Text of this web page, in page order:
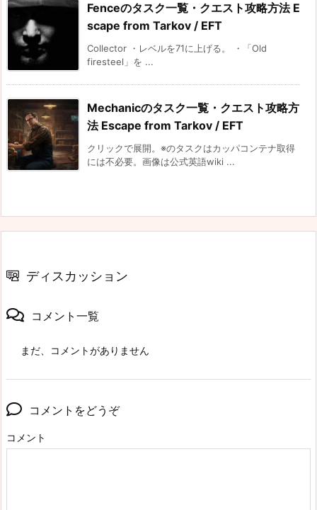
Fenceのタスク一覧・クエスト攻略方法 E
scape from Tarkov / EFT
Collector ・レベルを71に上げる。 ・「Old
firesteel」を ...
Mechanicのタスク一覧・クエスト攻略方
法 Escape from Tarkov / EFT
クリックで展開。※のタスクはカッパコンテナ取得
には不必要。画像は公式英語wiki ...
ディスカッション
コメント一覧
まだ、コメントがありません
コメントをどうぞ
コメント